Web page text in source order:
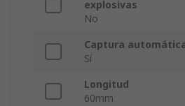
explosivas
No
Captura
Sí
Longitud
60mm